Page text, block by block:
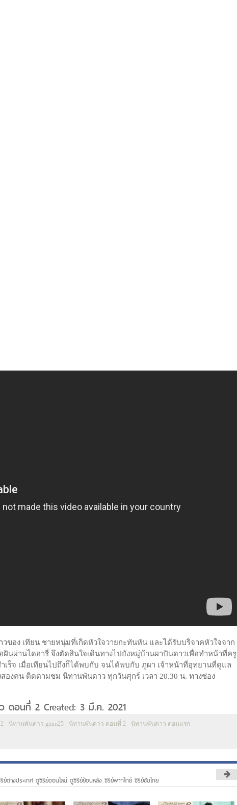
าวของ เทียน ชายหนุ่มที่เกิดหัวใจวายกะทันหัน และได้รับบริจาคหัวใจจาก
ฝันผ่านไดอารี่ จึงตัดสินใจเดินทางไปยังหมู่บ้านผาปันดาวเพื่อทำหน้าที่ครู
ร็จ เมื่อเทียนไปถึงก็ได้พบกับ จนได้พบกับ ภูผา เจ้าหน้าที่อุทยานที่ดูแล
งคน ติดตามชม นิทานพันดาว ทุกวันศุกร์ เวลา 20.30 น. ทางช่อง
ตอนที่ 2 Created: 3 มี.ค. 2021
นิทานพันดาว gmm25 นิทานพันดาว ตอนที่ 2 นิทานพันดาว ตอนแรก
ต่างประเทศ ดูซีรีย์ออนไลน์ ดูซีรีย์ย้อนหลัง ซีรีย์พากไทย์ ซีรีย์ซับไทย